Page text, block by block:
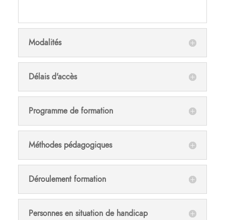
Modalités
Délais d'accès
Programme de formation
Méthodes pédagogiques
Déroulement formation
Personnes en situation de handicap